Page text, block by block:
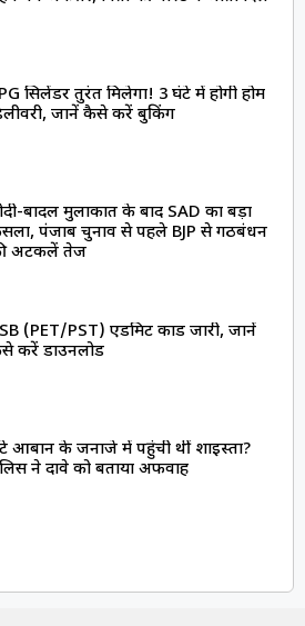
सिलेंडर तुरंत मिलेगा! 3 घंटे में होगी होम
जानें कैसे करें बुकिंग
बादल मुलाकात के बाद SAD का बड़ा
पंजाब चुनाव से पहले BJP से गठबंधन
अटकलें तेज
(PET/PST) एडमिट कार्ड जारी, जानें
करें डाउनलोड
आबान के जनाजे में पहुंची थीं शाइस्ता?
ने दावे को बताया अफवाह